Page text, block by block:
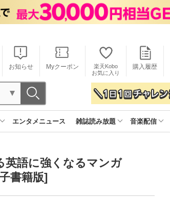
お知らせ Myクーポン
楽天Kobo
お気に入り
購入履歴
エンタメニュース 雑誌読み放題 音楽配信
語に強くなるマンガ
書籍版]